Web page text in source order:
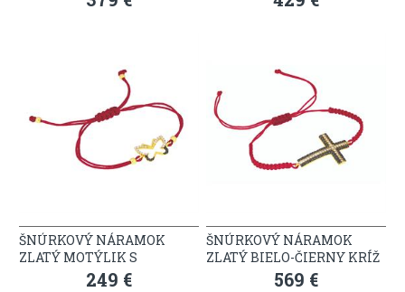
ŠNÚRKOVÝ NÁRAMOK
ZLATÝ MOTÝLIK S
KAMIENKAMI
249 €
ŠNÚRKOVÝ NÁRAMOK
ZLATÝ BIELO-ČIERNY KRÍŽ
569 €